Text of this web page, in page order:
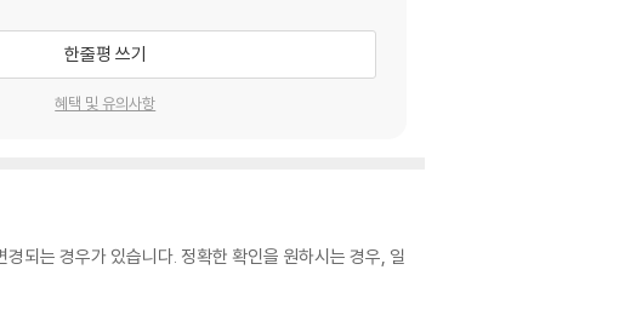
한줄평 쓰기
혜택 및 유의사항
되는 경우가 있습니다. 정확한 확인을 원하시는 경우, 일